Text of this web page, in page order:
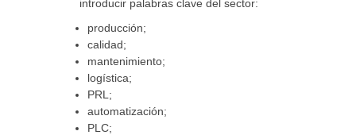
introducir palabras clave del sector:
producción;
calidad;
mantenimiento;
logística;
PRL;
automatización;
PLC;